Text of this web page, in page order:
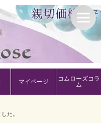
マイページ
コムローズコラ
ム
た。